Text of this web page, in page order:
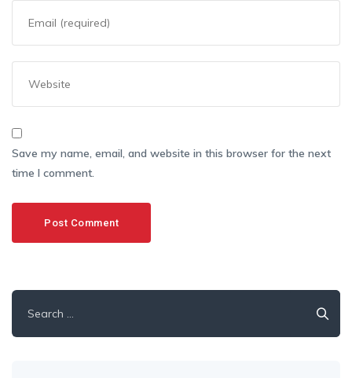
Save my name, email, and website in this browser for the next
time I comment.
for: